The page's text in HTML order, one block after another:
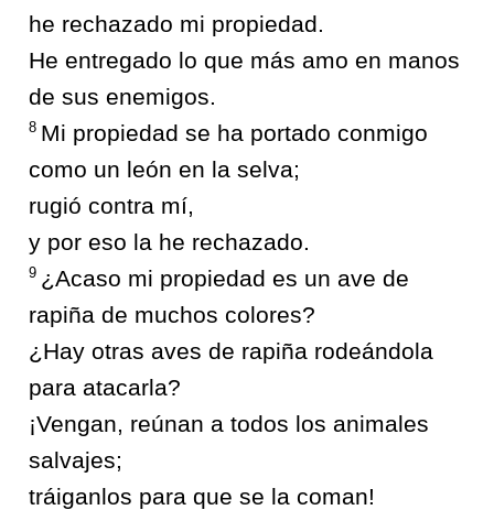
he rechazado mi propiedad.
He entregado lo que más amo en manos
de sus enemigos.
8 Mi propiedad se ha portado conmigo
como un león en la selva;
rugió contra mí,
y por eso la he rechazado.
9 ¿Acaso mi propiedad es un ave de
rapiña de muchos colores?
¿Hay otras aves de rapiña rodeándola
para atacarla?
¡Vengan, reúnan a todos los animales
salvajes;
tráiganlos para que se la coman!